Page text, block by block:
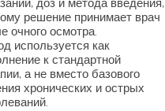
доз и метода введения,
решение принимает врач
очного осмотра.
используется как
к стандартной
а не вместо базового
хронических и острых